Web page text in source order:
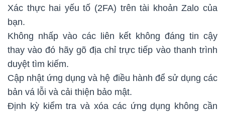
Xác thực hai yếu tố (2FA) trên tài khoản Zalo của
bạn.
Không nhấp vào các liên kết không đáng tin cậy
thay vào đó hãy gõ địa chỉ trực tiếp vào thanh trình
duyệt tìm kiếm.
Cập nhật ứng dụng và hệ điều hành để sử dụng các
bản vá lỗi và cải thiện bảo mật.
Định kỳ kiểm tra và xóa các ứng dụng không cần